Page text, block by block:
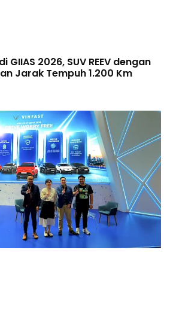
GIIAS 2026, SUV REEV dengan
Jarak Tempuh 1.200 Km